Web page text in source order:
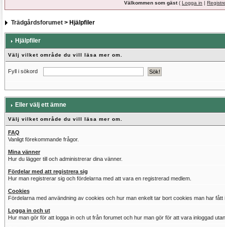
Välkommen som gäst( Logga in |
Trädgårdsforumet> Hjälpfiler
Hjälpfiler
Välj vilket område du vill läsa mer om.
Fyll i sökord
Eller välj ett ämne
Välj vilket område du vill läsa mer om.
FAQ
Vanligt förekommande frågor.
Mina vänner
Hur du lägger till och administrerar dina vänner.
Fördelar med att registrera sig
Hur man registrerar sig och fördelarna med att vara en registrerad medlem.
Cookies
Fördelarna med användning av cookies och hur man enkelt tar bort cookies man har fått
Logga in och ut
Hur man gör för att logga in och ut från forumet och hur man gör för att vara inloggad